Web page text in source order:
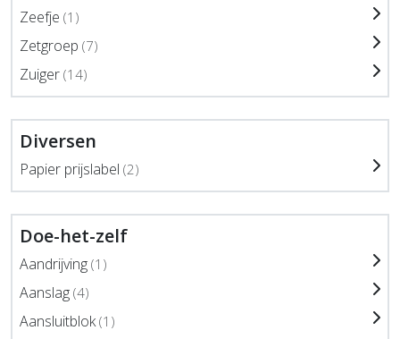
Zeefje (1)
Zetgroep (7)
Zuiger (14)
Diversen
Papier prijslabel (2)
Doe-het-zelf
Aandrijving (1)
Aanslag (4)
Aansluitblok(1)